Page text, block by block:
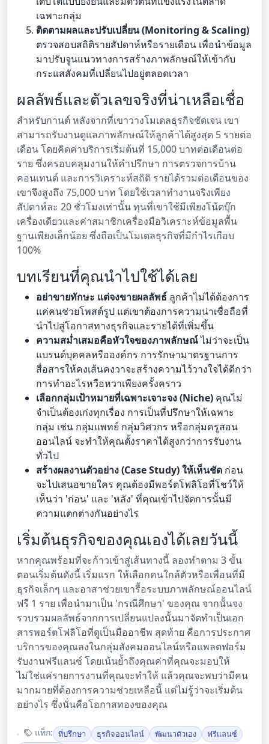
เฉพาะกลุ่ม
ติดตามผลและปรับเปลี่ยน (Monitoring & Scaling)
ตรวจสอบสถิติรายสัปดาห์หรือรายเดือน เพื่อนำข้อมูล
มาปรับจูนแนวทางการสร้างภาพลักษณ์ให้เข้ากับ
กระแสสังคมที่เปลี่ยนไปอยู่ตลอดเวลา
ผลลัพธ์และตัวเลขจริงที่น่าเหลือเชื่อ
สำหรับกานต์ หลังจากที่เขาวางโมเดลธุรกิจชัดเจน เขา
สามารถรับงานดูแลภาพลักษณ์ให้ลูกค้าได้สูงสุด 5 รายต่อ
เดือน โดยคิดค่าบริการเริ่มต้นที่ 15,000 บาทต่อเดือนต่อ
ราย ซึ่งครอบคลุมงานให้คำปรึกษา การตรวจการบ้าน
คอนเทนต์ และการวิเคราะห์สถิติ รายได้รวมต่อเดือนของ
เขาจึงสูงถึง 75,000 บาท โดยใช้เวลาทำงานจริงเพียง
สัปดาห์ละ 20 ชั่วโมงเท่านั้น ทุนที่เขาใช้มีเพียงโน้ตบุ๊ก
เครื่องเดียวและค่าสมาชิกเครื่องมือวิเคราะห์ข้อมูลพื้น
ฐานเพียงเล็กน้อย ซึ่งถือเป็นโมเดลธุรกิจที่มีกำไรเกือบ
100%
บทเรียนที่คุณนำไปใช้ได้เลย
อย่าขายทักษะ แต่จงขายผลลัพธ์ ลูกค้าไม่ได้ต้องการ
แค่คนช่วยโพสต์รูป แต่เขาต้องการความน่าเชื่อถือที่
นำไปสู่โอกาสทางธุรกิจและรายได้ที่เพิ่มขึ้น
ความสม่ำเสมอคือหัวใจของภาพลักษณ์ไม่ว่าจะเป็น
แบรนด์บุคคลหรือองค์กร การรักษามาตรฐานการ
สื่อสารให้คงเส้นคงวาจะสร้างความไว้วางใจได้ดีกว่า
การทำอะไรหวือหวาเพียงครั้งคราว
เลือกกลุ่มเป้าหมายที่เฉพาะเจาะจง (Niche) คุณไม่
จำเป็นต้องเก่งทุกเรื่อง การเป็นที่ปรึกษาให้เฉพาะ
กลุ่ม เช่น กลุ่มแพทย์ กลุ่มวิศวกร หรือกลุ่มครูสอน
ออนไลน์ จะทำให้คุณตั้งราคาได้สูงกว่าการรับงาน
ทั่วไป
สร้างผลงานตัวอย่าง (Case Study) ให้เห็นชัด ก่อน
จะไปเสนอขายใคร คุณต้องมีพอร์ตโฟลิโอที่โชว์ให้
เห็นว่า 'ก่อน' และ 'หลัง' ที่คุณเข้าไปจัดการนั้นมี
ความแตกต่างกันอย่างไร
เริ่มต้นธุรกิจของคุณเองได้เลยวันนี้
หากคุณพร้อมที่จะก้าวเข้าสู่เส้นทางนี้ ลองทำตาม 3 ขั้น
ตอนเริ่มต้นดังนี้ เริ่มแรก ให้เลือกคนใกล้ตัวหรือเพื่อนที่มี
ธุรกิจเล็กๆ และอาสาช่วยเขารื้อระบบภาพลักษณ์ออนไลน์
ฟรี 1 ราย เพื่อนำมาเป็น 'กรณีศึกษา' ของคุณ จากนั้นจง
รวบรวมผลลัพธ์จากการเปลี่ยนแปลงนั้นมาจัดทำเป็นเอก
สารพอร์ตโฟลิโอที่ดูเป็นมืออาชีพ สุดท้าย คือการประกาศ
บริการของคุณลงในกลุ่มสังคมออนไลน์หรือแพลตฟอร์ม
รับงานฟรีแลนซ์ โดยเน้นย้ำถึงคุณค่าที่คุณจะมอบให้
ไม่ใช่แค่รายการงานที่คุณจะทำให้ แล้วคุณจะพบว่ามีคน
มากมายที่ต้องการความช่วยเหลือนี้ แต่ไม่รู้ว่าจะเริ่มต้น
อย่างไร ซึ่งนั่นคือโอกาสทองของคุณ
แท็ก: ที่ปรึกษา ธุรกิจออนไลน์ พัฒนาตัวเอง
ฟรีแลนซ์